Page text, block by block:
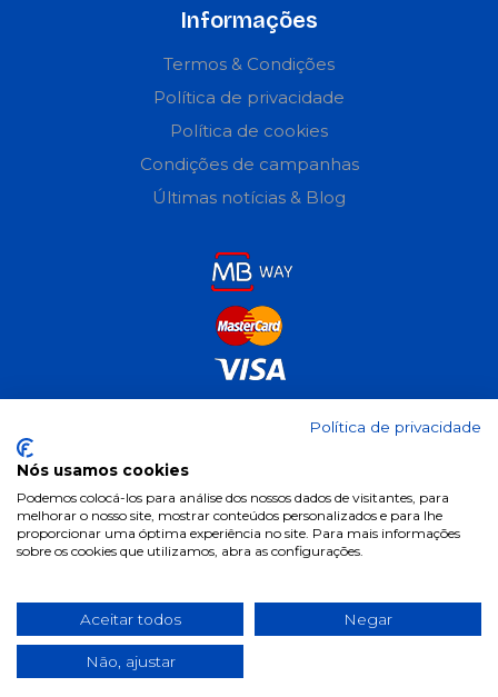
Informações
Termos & Condições
Política de privacidade
Política de cookies
Condições de campanhas
Últimas notícias & Blog
Desenvolvido por
Fidelizarte
Início
Sobre Nós Contactos
Política de privacidade
Nós usamos cookies
Podemos colocá-los para análise dos nossos dados de visitantes, para
melhorar o nosso site, mostrar conteúdos personalizados e para lhe
proporcionar uma óptima experiência no site. Para mais informações
sobre os cookies que utilizamos, abra as configurações.
Aceitar todos Negar
Não, ajustar